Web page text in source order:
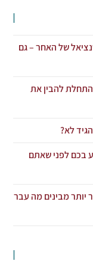
של האחר – גם
להבין את
לא?
בכם לפני שאתם
יותר מבינים מה עבר